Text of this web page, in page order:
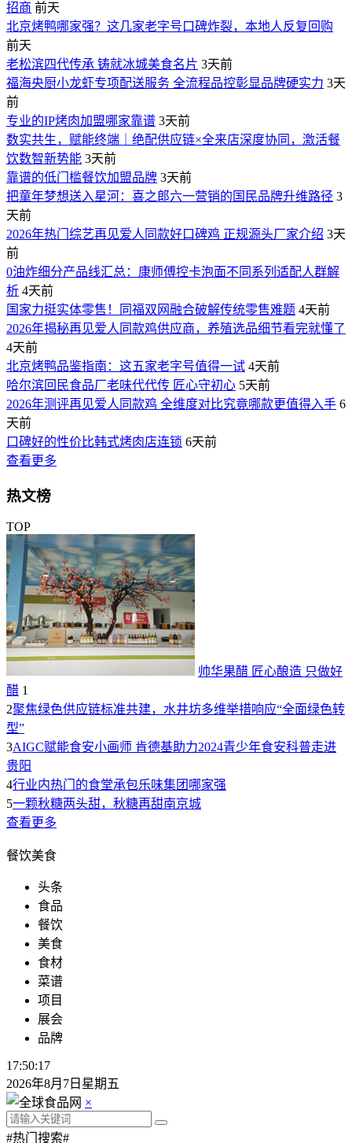
招商 前天
北京烤鸭哪家强？这几家老字号口碑炸裂，本地人反复回购
前天
老松滨四代传承 铸就冰城美食名片 3天前
福海央厨小龙虾专项配送服务 全流程品控彰显品牌硬实力 3天
前
专业的IP烤肉加盟哪家靠谱 3天前
数实共生，赋能终端｜绝配供应链×全来店深度协同，激活餐
饮数智新势能 3天前
靠谱的低门槛餐饮加盟品牌 3天前
把童年梦想送入星河：喜之郎六一营销的国民品牌升维路径 3
天前
2026年热门综艺再见爱人同款好口碑鸡 正规源头厂家介绍 3天
前
0油炸细分产品线汇总：康师傅控卡泡面不同系列适配人群解
析 4天前
国家力挺实体零售！同福双网融合破解传统零售难题 4天前
2026年揭秘再见爱人同款鸡供应商，养殖选品细节看完就懂了
4天前
北京烤鸭品鉴指南：这五家老字号值得一试 4天前
哈尔滨回民食品厂老味代代传 匠心守初心 5天前
2026年测评再见爱人同款鸡 全维度对比究竟哪款更值得入手 6
天前
口碑好的性价比韩式烤肉店连锁 6天前
查看更多
热文榜
TOP
帅华果醋 匠心酿造 只做好
醋 1
2聚焦绿色供应链标准共建，水井坊多维举措响应“全面绿色转
型”
3AIGC赋能食安小画师 肯德基助力2024青少年食安科普走进
贵阳
4行业内热门的食堂承包乐味集团哪家强
5一颗秋糖两头甜，秋糖再甜南京城
查看更多
餐饮美食
头条
食品
餐饮
美食
食材
菜谱
项目
展会
品牌
17:50:18
2026年8月7日星期五
×
#热门搜索#